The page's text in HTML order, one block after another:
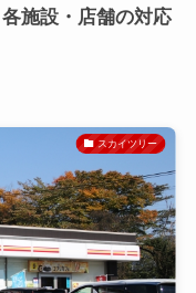
施設・店舗の対応
スカイツリー